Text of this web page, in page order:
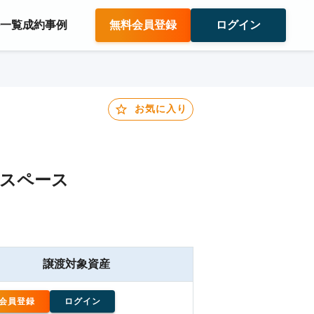
覧成約事例 無料会員登録 ログイン
お気に入り
ペース
員登録 ログイン
譲渡対象資産